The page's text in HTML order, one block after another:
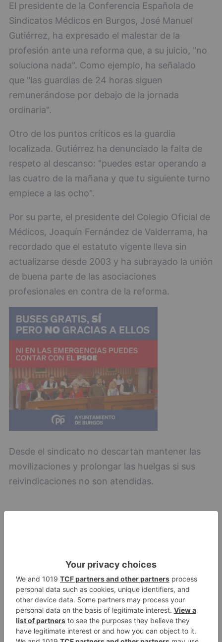
El presidente de la Conferencia Española de
Sindicatos Médicos en Burgos, José Manuel
Gutiérrez, ha expresado el malestar de la
profesión ante una reforma que, a su juicio, "no
soluciona nada". Como ejemplo, ha señalado
que "las guardias de 24 horas siguen
remunerándose por debajo de la jornada
ordinaria".
Otro de los puntos críticos es la guardia
localizada. Gutiérrez ha denunciado la falta de
respeto al descanso: "puedes estar operando a
las cuatro de la mañana y que tu siguiente turno
empiece a las ocho".
Por su parte, el presidente del Colegio Oficial de
Médicos, Joaquín Fernández de Valderrama, ha
recordado que el estatuto vigente lleva sin
actualizarse desde 2003 y ha subrayado la unión
de buena parte de las asociaciones
profesionales en contra de la reforma.
Desde el sindicato no descartan mantener las
movilizaciones y prolongar las huelgas si sus
reivindicaciones no son atendidas.
LO + VISTO
1
Fallece un ciclista en Burgos tras
avisar otro conductor que se
había caído de la bicicleta